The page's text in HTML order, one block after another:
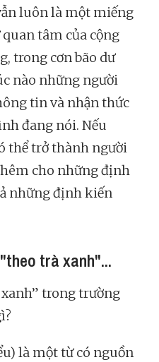
luôn là một miếng
tâm của cộng
trong cơn bão dư
nào những người
tin và nhận thức
đang nói. Nếu
thể trở thành người
cho những định
những định kiến
trà xanh"...
xanh” trong trường
là một từ có nguồn